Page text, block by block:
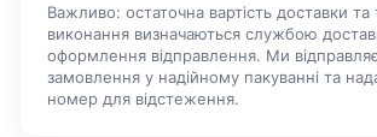
Важливо: остаточна вартість доставки та
виконання визначаються службою
оформлення відправлення. Ми
замовлення у надійному пакуванні та
номер для відстеження.